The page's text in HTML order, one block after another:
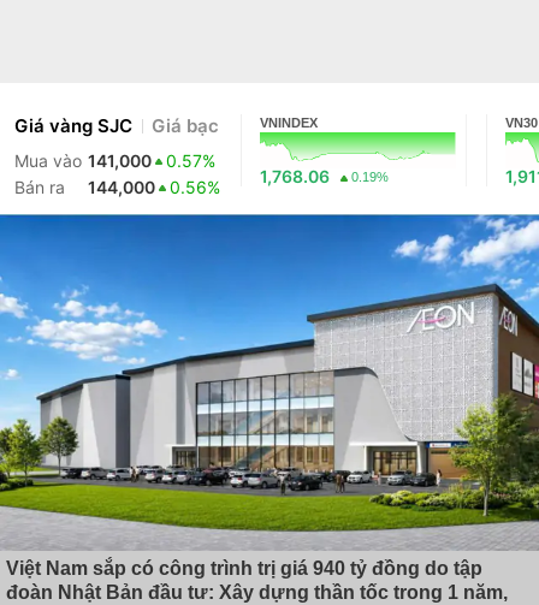
Giá vàng SJC Giá bạc
Mua vào 141,000
0.57%
Bán ra
144,000 0.56%
VNINDEX
1,768.06 0.19%
VN30
Việt Nam sắp có công trình trị giá 940 tỷ đồng do tập
đoàn Nhật Bản đầu tư: Xây dựng thần tốc trong 1 năm,